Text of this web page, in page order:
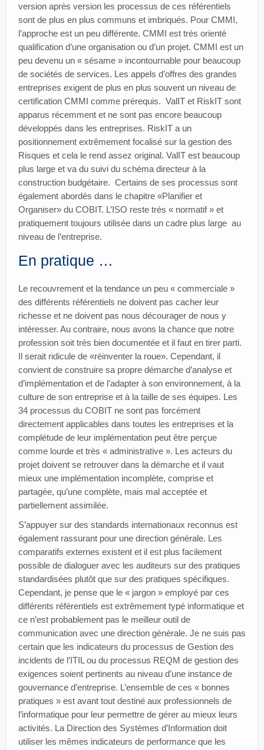
version après version les processus de ces référentiels
sont de plus en plus communs et imbriqués. Pour CMMI,
l’approche est un peu différente. CMMI est très orienté
qualification d’une organisation ou d’un projet. CMMI est un
peu devenu un « sésame » incontournable pour beaucoup
de sociétés de services. Les appels d’offres des grandes
entreprises exigent de plus en plus souvent un niveau de
certification CMMI comme prérequis. ValIT et RiskIT sont
apparus récemment et ne sont pas encore beaucoup
développés dans les entreprises. RiskIT a un
positionnement extrêmement focalisé sur la gestion des
Risques et cela le rend assez original. ValIT est beaucoup
plus large et va du suivi du schéma directeur à la
construction budgétaire. Certains de ses processus sont
également abordés dans le chapitre «Planifier et
Organiser» du COBIT. L’ISO reste très « normatif » et
pratiquement toujours utilisée dans un cadre plus large au
niveau de l’entreprise.
En pratique …
Le recouvrement et la tendance un peu « commerciale »
des différents référentiels ne doivent pas cacher leur
richesse et ne doivent pas nous décourager de nous y
intéresser. Au contraire, nous avons la chance que notre
profession soit très bien documentée et il faut en tirer parti.
Il serait ridicule de «réinventer la roue». Cependant, il
convient de construire sa propre démarche d’analyse et
d’implémentation et de l’adapter à son environnement, à la
culture de son entreprise et à la taille de ses équipes. Les
34 processus du COBIT ne sont pas forcément
directement applicables dans toutes les entreprises et la
complétude de leur implémentation peut être perçue
comme lourde et très « administrative ». Les acteurs du
projet doivent se retrouver dans la démarche et il vaut
mieux une implémentation incomplète, comprise et
partagée, qu’une complète, mais mal acceptée et
partiellement assimilée.
S’appuyer sur des standards internationaux reconnus est
également rassurant pour une direction générale. Les
comparatifs externes existent et il est plus facilement
possible de dialoguer avec les auditeurs sur des pratiques
standardisées plutôt que sur des pratiques spécifiques.
Cependant, je pense que le « jargon » employé par ces
différents référentiels est extrêmement typé informatique et
ce n’est probablement pas le meilleur outil de
communication avec une direction générale. Je ne suis pas
certain que les indicateurs du processus de Gestion des
incidents de l’ITIL ou du processus REQM de gestion des
exigences soient pertinents au niveau d’une instance de
gouvernance d’entreprise. L’ensemble de ces « bonnes
pratiques » est avant tout destiné aux professionnels de
l’informatique pour leur permettre de gérer au mieux leurs
activités. La Direction des Systèmes d’Information doit
utiliser les mêmes indicateurs de performance que les